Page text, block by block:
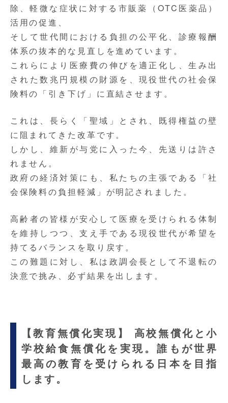
除、軽微な症状に対する市販薬（OTC医薬品）
活用の促進、
そして世代間における負担の公平化、診療報酬
体系の抜本的な見直しを進めています。
これらにより医療費の伸びを適正化し、生み出
された数兆円規模の財源を、 現役世代の社会保
険料の「引き下げ」に直結 させます。
これは、長らく「聖域」とされ、既得権益の壁
に阻まれてきた改革です。
しかし、維新が与党に入った今、先送りは許さ
れません。
政府の経済対策にも、私たちの主張である「社
会保険料の負担軽減」が明記されました。
高齢者の皆様が安心して医療を受けられる体制
を維持しつつ、支え手である現役世代が希望を
持てるバランスを取り戻す。
この難題に対し、私は政調会長として不退転の
決意で挑み、必ず結果を出します。
【教育無償化実現】 高校無償化と小
学校給食無償化を実現。誰もが世界
最高の教育を受けられる日本を目指
します。